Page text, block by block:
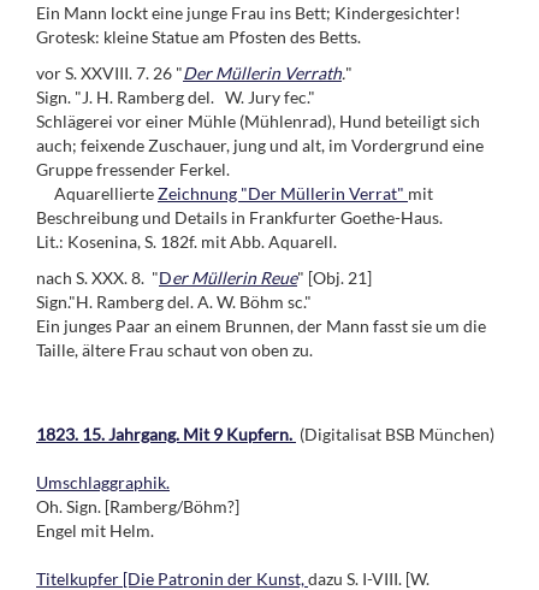
Ein Mann lockt eine junge Frau ins Bett; Kindergesichter!
Grotesk: kleine Statue am Pfosten des Betts.
vor S. XXVIII. 7. 26 "Der Müllerin Verrath."
Sign. "J. H. Ramberg del. W. Jury fec."
Schlägerei vor einer Mühle (Mühlenrad), Hund beteiligt sich
auch; feixende Zuschauer, jung und alt, im Vordergrund eine
Gruppe fressender Ferkel.
AquarellierteZeichnung "Der Müllerin Verrat" mit
Beschreibung und Details in Frankfurter Goethe-Haus.
Lit.: Kosenina, S. 182f. mit Abb. Aquarell.
nach S. XXX. 8. "Der Müllerin Reue" [Obj. 21]
Sign."H. Ramberg del. A. W. Böhm sc."
Ein junges Paar an einem Brunnen, der Mann fasst sie um die
Taille, ältere Frau schaut von oben zu.
1823. 15. Jahrgang. Mit 9 Kupfern. (Digitalisat BSB München)
Umschlaggraphik.
Oh. Sign. [Ramberg/Böhm?]
Engel mit Helm.
Titelkupfer [Die Patronin der Kunst,dazu S. I-VIII. [W.